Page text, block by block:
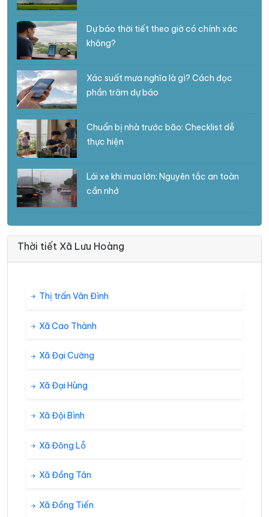
Dự báo thời tiết theo giờ có chính xác
không?
Xác suất mưa nghĩa là gì? Cách đọc
phần trăm dự báo
Chuẩn bị nhà trước bão: Checklist dễ
thực hiện
Lái xe khi mưa lớn: Nguyên tắc an toàn
cần nhớ
Thời tiết Xã Lưu Hoàng
Thị trấn Vân Đình
Xã Cao Thành
Xã Đại Cường
Xã Đại Hùng
Xã Đội Bình
Xã Đông Lỗ
Xã Đồng Tân
Xã Đồng Tiến